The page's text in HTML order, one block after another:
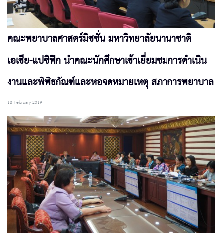
คณะพยาบาลศาสตร์มิชชั่น มหาวิทยาลัยนานาชาติ
เอเชีย-แปซิฟิก นำคณะนักศึกษาเข้าเยี่ยมชมการดำเนิน
งานและพิพิธภัณฑ์และหอจดหมายเหตุ สภาการพยาบาล
18 February 2019